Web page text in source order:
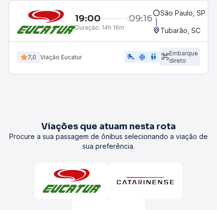
19:00 09:16
Duração: 14h 16m
São Paulo, SP -
Tubarão, SC
7,0 Viação Eucatur airline_seat_legroom_extra ac_unit wc
Embarque
direto
Viações que atuam nesta rota
Procure a sua passagem de ônibus selecionando a viação de
sua preferência.